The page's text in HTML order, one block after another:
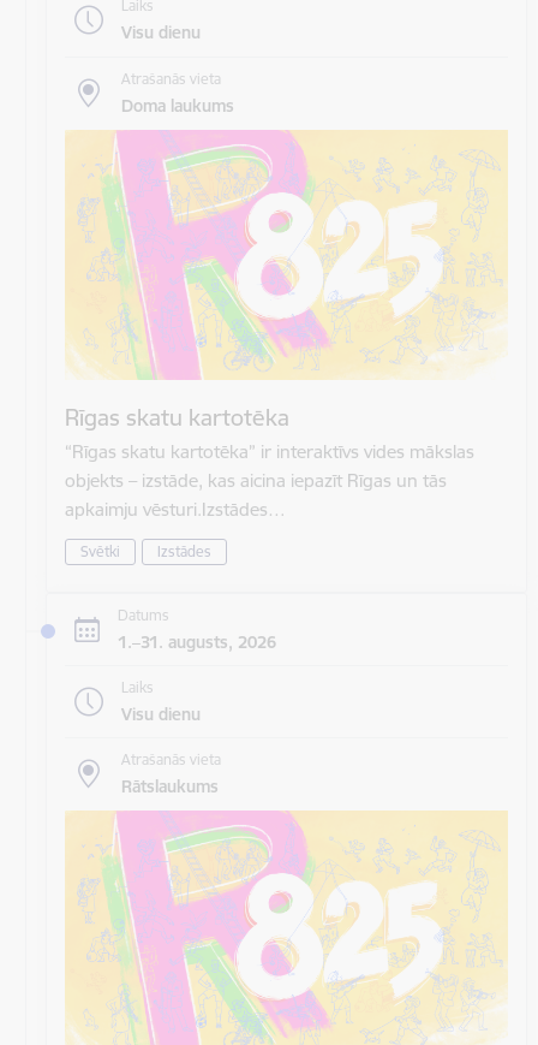
Laiks
Visu dienu
Atrašanās vieta
Doma laukums
Rīgas skatu kartotēka
“Rīgas skatu kartotēka” ir interaktīvs vides mākslas
objekts – izstāde, kas aicina iepazīt Rīgas un tās
apkaimju vēsturi.Izstādes…
Svētki Izstādes
Datums
1.–31. augusts, 2026
Laiks
Visu dienu
Atrašanās vieta
Rātslaukums